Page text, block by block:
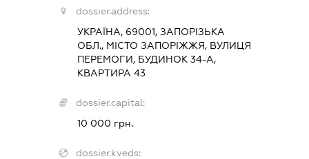
dossier.address:
УКРАЇНА, 69001, ЗАПОРІЗЬКА
ОБЛ., МІСТО ЗАПОРІЖЖЯ, ВУЛИЦЯ
ПЕРЕМОГИ, БУДИНОК 34-А,
КВАРТИРА 43
dossier.capital:
10 000 грн.
dossier.kveds: